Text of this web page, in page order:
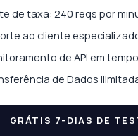
de taxa: 240 reqs por
ao cliente
de API em
de Dados
GRÁTIS 7-DIAS DE